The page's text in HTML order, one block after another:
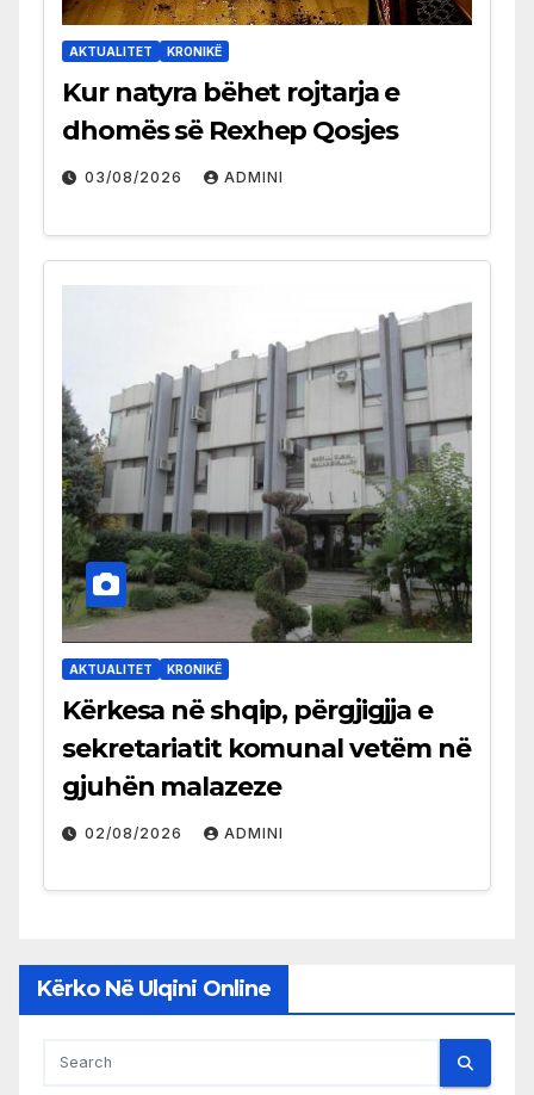
AKTUALITET KRONIKË
Kur natyra bëhet rojtarja e
dhomës së Rexhep Qosjes
03/08/2026 ADMINI
AKTUALITET KRONIKË
Kërkesa në shqip, përgjigjja e
sekretariatit komunal vetëm në
gjuhën malazeze
02/08/2026 ADMINI
Kërko Në Ulqini Online